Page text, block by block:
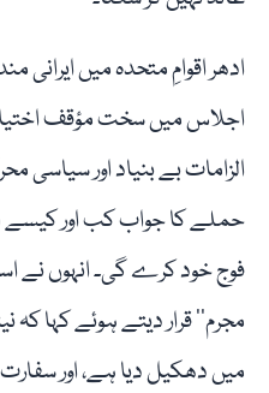
ادھر اقوامِ متحدہ میں
اجلاس میں سخت مؤقف
الزامات بے بنیاد اور سیاسی
حملے کا جواب کب اور کیسے
فوج خود کرے گی۔ انہوں نے
مجرم‘‘ قرار دیتے ہوئے کہا
میں دھکیل دیا ہے، اور